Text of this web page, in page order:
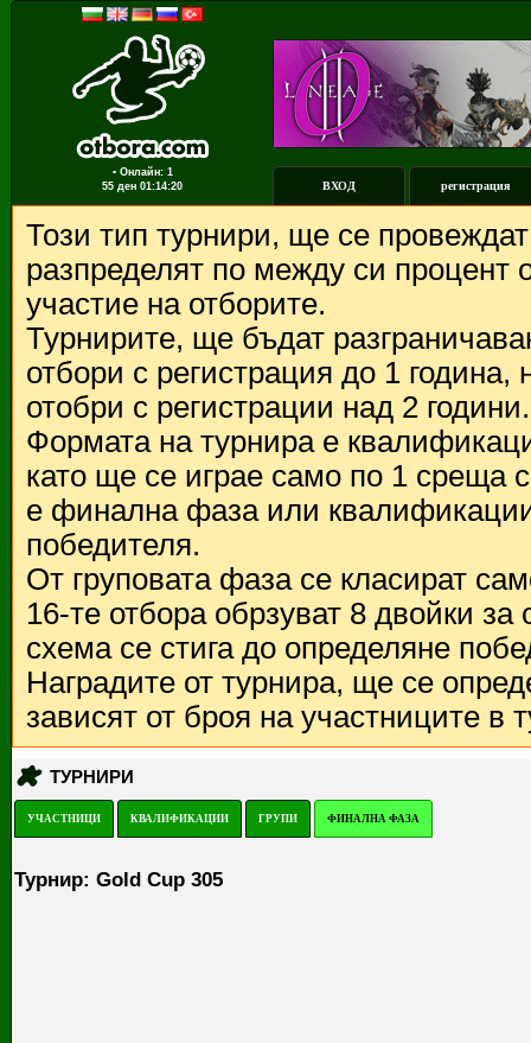
▪ Онлайн: 1
55 ден 01:14:20 ВХОД регистрация
Този тип турнири, ще се
разпределят по между си процент
участие на отборите.
Турнирите, ще бъдат
отбори с регистрация до 1
отобри с регистрации над 2 години.
Формата на турнира е
като ще се играе само по 1 среща
е финална фаза или
победителя.
От груповата фаза се класират
16-те отбора обрзуват 8 двойки
схема се стига до определяне
Наградите от турнира, ще се
зависят от броя на участниците в
ТУРНИРИ
УЧАСТНИЦИ КВАЛИФИКАЦИИ ГРУПИ ФИНАЛНА ФАЗА
Турнир: Gold Cup 305